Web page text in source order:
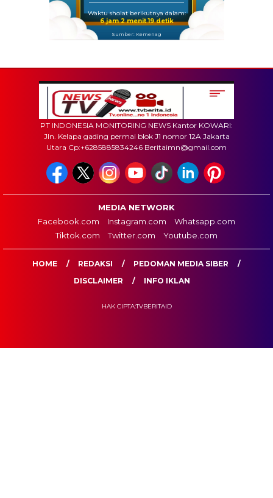
Waktu sholat berikutnya dalam:
6 jam 2 menit 18 detik
Sumber: Kemenag
PT INDONESIA MONITORING NEWS Kantor KOWARI:
Jln. Kelapa gading permai blok J1 nomor 12A Jakarta
Utara Cp:+6285885834246 Beritaimn@gmail.com
MEDIA NETWORK
Facebook.com
Instagram.com
Whatsapp.com
Tiktok.com
Twitter.com Youtube.com
HOME REDAKSI
PEDOMAN MEDIA SIBER
DISCLAIMER
INFO IKLAN
HAK CIPTA:TVBERITAID